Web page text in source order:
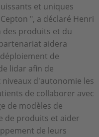
et uniques
", a déclaré Henri
des produits et du
aidera
de
lidar afin de
d'autonomie les
de collaborer avec
de modèles de
de produits et aider
de leurs